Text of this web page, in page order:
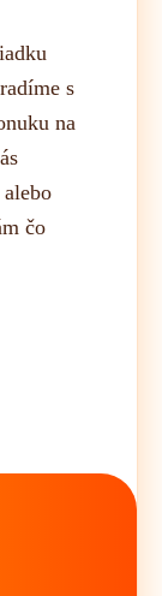
s
na
čo